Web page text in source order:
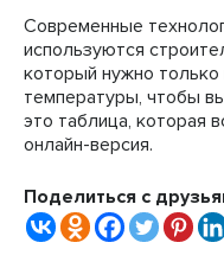
Современные
используются
который нужно
температуры, чтобы
это таблица, которая
онлайн-версия.
Поделиться с